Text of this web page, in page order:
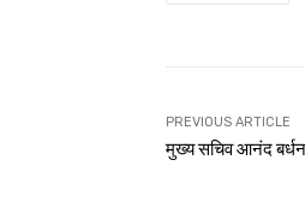
PREVIOUS ARTICLE
मुख्य सचिव आनंद बर्धन